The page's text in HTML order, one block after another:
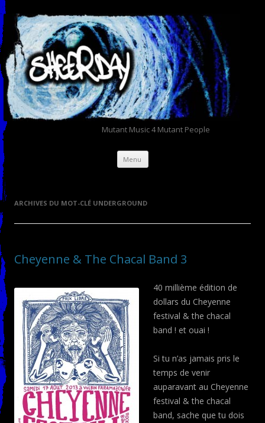
Mutant Music 4 Mutant People
Menu Aller au contenu principal
ARCHIVES DU MOT-CLÉ UNDERGROUND
Cheyenne & The Chacal Band 3
40 millième édition de
dollars du Cheyenne
festival & the chacal
band ! et ouai !
Si tu n’as jamais pris le
temps de venir
auparavant au Cheyenne
festival & the chacal
band, sache que tu dois